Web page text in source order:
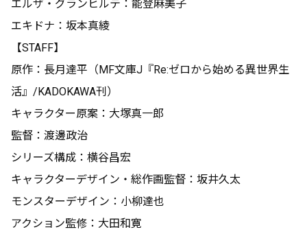
エルザ・グランヒルテ：能登麻美子
エキドナ：坂本真綾
【STAFF】
原作：長月達平（MF文庫J『Re:ゼロから始める異世界生
活』/KADOKAWA刊）
キャラクター原案：大塚真一郎
監督：渡邊政治
シリーズ構成：横谷昌宏
キャラクターデザイン・総作画監督：坂井久太
モンスターデザイン：小柳達也
アクション監修：大田和寛